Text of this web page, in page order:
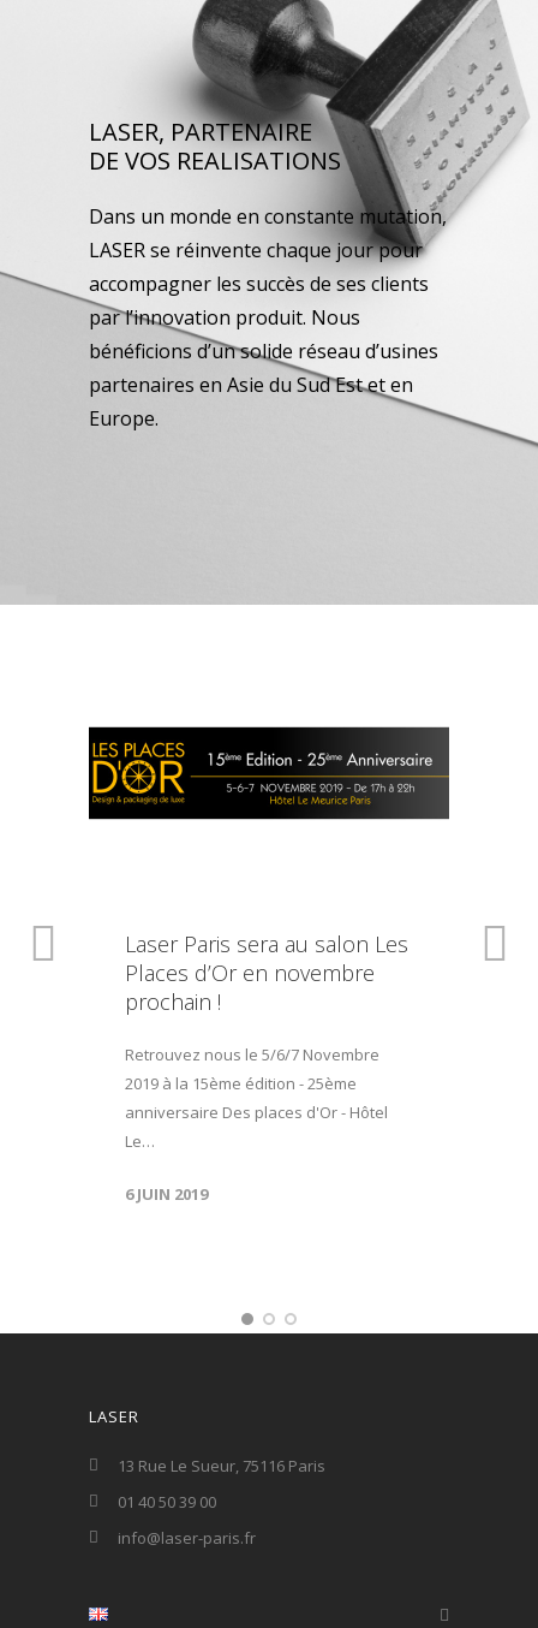
LASER, PARTENAIRE
DE VOS REALISATIONS
Dans un monde en constante mutation,
LASER se réinvente chaque jour pour
accompagner les succès de ses clients
par l’innovation produit. Nous
bénéficions d’un solide réseau d’usines
partenaires en Asie du Sud Est et en
Europe.
Laser Paris sera au salon Les
Places d’Or en novembre
prochain !
Retrouvez nous le 5/6/7 Novembre
2019 à la 15ème édition - 25ème
anniversaire Des places d'Or - Hôtel
Le…
6 JUIN 2019
LASER
13 Rue Le Sueur, 75116 Paris
01 40 50 39 00
info@laser-paris.fr